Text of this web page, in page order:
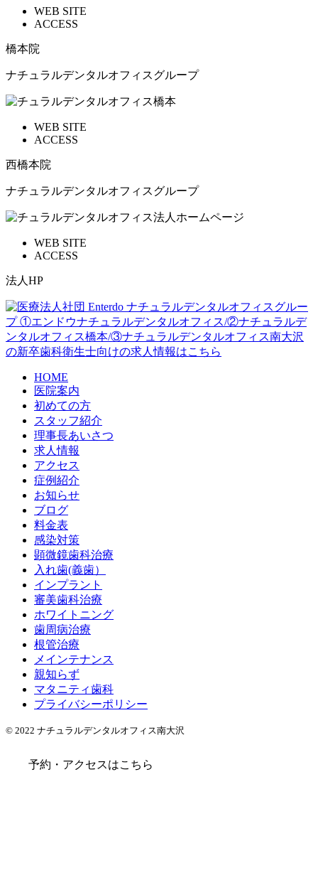
WEB SITE
ACCESS
橋本院
ナチュラルデンタルオフィスグループ
WEB SITE
ACCESS
西橋本院
ナチュラルデンタルオフィスグループ
WEB SITE
ACCESS
法人HP
HOME
医院案内
初めての方
スタッフ紹介
理事長あいさつ
求人情報
アクセス
症例紹介
お知らせ
ブログ
料金表
感染対策
顕微鏡歯科治療
入れ歯(義歯）
インプラント
審美歯科治療
ホワイトニング
歯周病治療
根管治療
メインテナンス
親知らず
マタニティ歯科
プライバシーポリシー
© 2022 ナチュラルデンタルオフィス南大沢
予約・アクセスはこちら